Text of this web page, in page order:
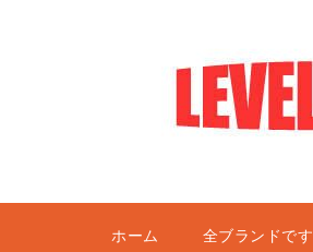
ホーム 全ブランドです